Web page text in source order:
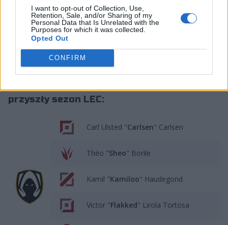
I want to opt-out of Collection, Use,
Retention, Sale, and/or Sharing of my
Personal Data that Is Unrelated with the
Purposes for which it was collected.
Opted Out
CONFIRM
najwyższy szczebel rywalizacji naszego regionu. Jeśli
chcielibyście sprawdzić, jak radzi sobie Kamiloo w
meczach oficjalnych, to m.in. dzisiaj
rozgrywać spotkanie w ramach NNO Cup. Tam w
barwach French Flair zmierzy się z Los Ratones.
przyszły sezon LEC:
Carl Ulsted "Carlsen" Carlsen
Théo "Sheo" Borile
Kamil "Kamiloo" Haudegond
Victor "Flakked" Lirola Tortosa